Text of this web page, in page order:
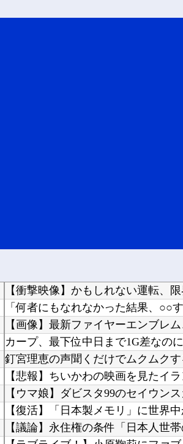
【衝撃映像】かもしれない運転、
釘宮理恵の声聞くだけでムクムク